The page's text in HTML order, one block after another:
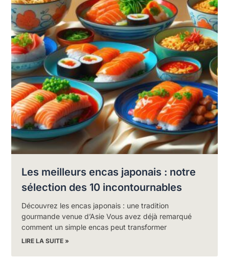
Les meilleurs encas japonais : notre
sélection des 10 incontournables
Découvrez les encas japonais : une tradition
gourmande venue d’Asie Vous avez déjà remarqué
comment un simple encas peut transformer
LIRE LA SUITE »